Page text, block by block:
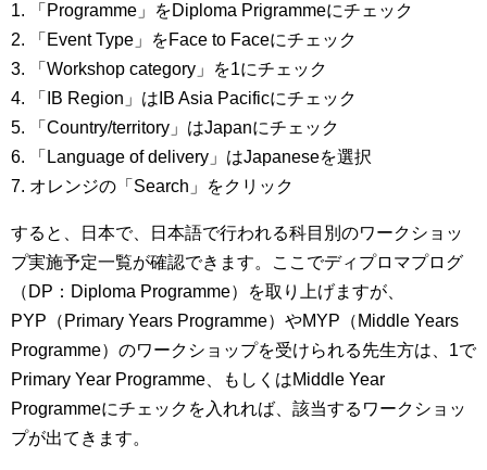
1. 「Programme」をDiploma Prigrammeにチェック
2. 「Event Type」をFace to Faceにチェック
3. 「Workshop category」を1にチェック
4. 「IB Region」はIB Asia Pacificにチェック
5. 「Country/territory」はJapanにチェック
6. 「Language of delivery」はJapaneseを選択
7. オレンジの「Search」をクリック
すると、日本で、日本語で行われる科目別のワークショッ
プ実施予定一覧が確認できます。ここでディプロマプログ
（DP：Diploma Programme）を取り上げますが、
PYP（Primary Years Programme）やMYP（Middle Years
Programme）のワークショップを受けられる先生方は、1で
Primary Year Programme、もしくはMiddle Year
Programmeにチェックを入れれば、該当するワークショッ
プが出てきます。